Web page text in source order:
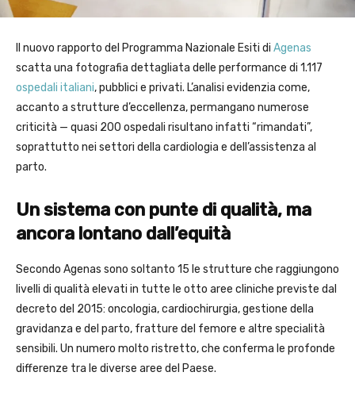
Il nuovo rapporto del Programma Nazionale Esiti di Agenas
scatta una fotografia dettagliata delle performance di 1.117
ospedali italiani, pubblici e privati. L’analisi evidenzia come,
accanto a strutture d’eccellenza, permangano numerose
criticità — quasi 200 ospedali risultano infatti “rimandati”,
soprattutto nei settori della cardiologia e dell’assistenza al
parto.
Un sistema con punte di qualità, ma
ancora lontano dall’equità
Secondo Agenas sono soltanto 15 le strutture che raggiungono
livelli di qualità elevati in tutte le otto aree cliniche previste dal
decreto del 2015: oncologia, cardiochirurgia, gestione della
gravidanza e del parto, fratture del femore e altre specialità
sensibili. Un numero molto ristretto, che conferma le profonde
differenze tra le diverse aree del Paese.